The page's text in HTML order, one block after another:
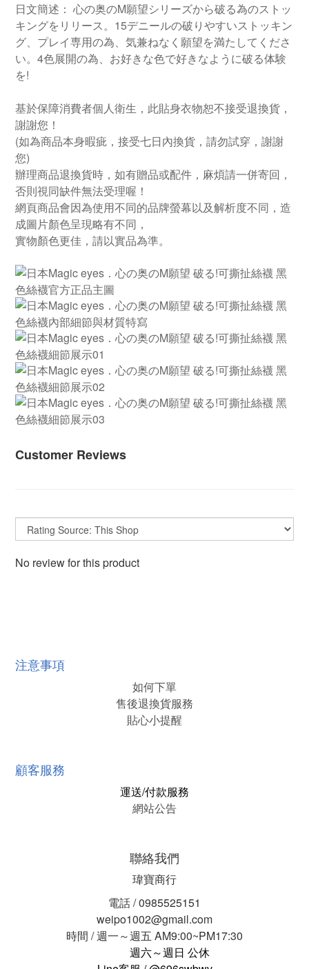
日文簡述： 心の奥のM願望シリーズから破る為のストッ
キングをリリース。15デニールの破りやすいストッキン
グ、プレイ専用の為、気兼ねなく願望を満たしてくださ
い。4色展開の為、お好きな色で好きなように破る体験
を!
基於保障消費者個人衛生，此貼身衣物恕不接受退換貨，
謝謝您！
(如為商品本身暇疵，接受七日內換貨，請勿試穿，謝謝
您)
辦理商品退換貨時，如有贈品或配件，麻煩請一併寄回，
否則視同缺件無法受理喔！
網頁商品會因為使用不同的品牌螢幕以及解析度不同，造
成圖片顏色呈現略有不同，
實物顏色更佳，請以實品為準。
Customer Reviews
No review for this product
注意事項
如何下單
售後退換貨服務
貼心小提醒
顧客服務
運送/付款服務
網站公告
聯絡我們
瑋寶商行
電話 / 0985525151
weipo1002@gmail.com
時間 / 週一～週五 AM9:00~PM17:30
週六～週日 公休